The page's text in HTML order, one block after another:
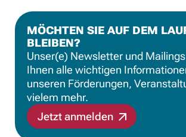
MÖCHTEN SIE AUF DEM
BLEIBEN?
Unser(e) Newsletter und
Ihnen alle wichtigen
unseren Förderungen,
vielem mehr.
Jetzt anmelden